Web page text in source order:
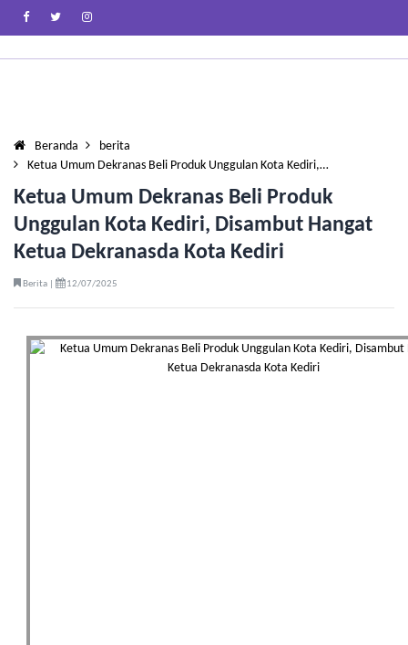
Beranda
berita
Ketua Umum Dekranas Beli Produk Unggulan Kota Kediri,…
Ketua Umum Dekranas Beli Produk
Unggulan Kota Kediri, Disambut Hangat
Ketua Dekranasda Kota Kediri
Berita | 12/07/2025